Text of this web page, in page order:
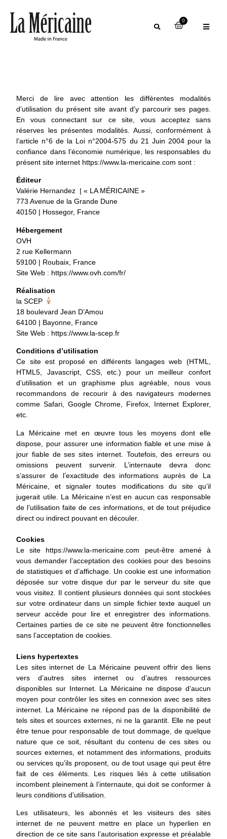
0
Merci de lire avec attention les différentes modalités
d’utilisation du présent site avant d’y parcourir ses pages.
En vous connectant sur ce site, vous acceptez sans
réserves les présentes modalités. Aussi, conformément à
l’article n°6 de la Loi n°2004-575 du 21 Juin 2004 pour la
confiance dans l’économie numérique, les responsables du
présent site internet https://www.la-mericaine.com sont :
Éditeur
Valérie Hernandez | « LA MÉRICAINE »
773 Avenue de la Grande Dune
40150 | Hossegor, France
Hébergement
OVH
2 rue Kellermann
59100 | Roubaix, France
Site Web : https://www.ovh.com/fr/
Réalisation
la SCEP
18 boulevard Jean D’Amou
64100 | Bayonne, France
Site Web : https://www.la-scep.fr
Conditions d’utilisation
Ce site est proposé en différents langages web (HTML,
HTML5, Javascript, CSS, etc.) pour un meilleur confort
d’utilisation et un graphisme plus agréable, nous vous
recommandons de recourir à des navigateurs modernes
comme Safari, Google Chrome, Firefox, Internet Explorer,
etc.
La Méricaine met en œuvre tous les moyens dont elle
dispose, pour assurer une information fiable et une mise à
jour fiable de ses sites internet. Toutefois, des erreurs ou
omissions peuvent survenir. L’internaute devra donc
s’assurer de l’exactitude des informations auprès de La
Méricaine, et signaler toutes modifications du site qu’il
jugerait utile. La Méricaine n’est en aucun cas responsable
de l’utilisation faite de ces informations, et de tout préjudice
direct ou indirect pouvant en découler.
Cookies
Le site https://www.la-mericaine.com peut-être amené à
vous demander l’acceptation des cookies pour des besoins
de statistiques et d’affichage. Un cookie est une information
déposée sur votre disque dur par le serveur du site que
vous visitez. Il contient plusieurs données qui sont stockées
sur votre ordinateur dans un simple fichier texte auquel un
serveur accède pour lire et enregistrer des informations.
Certaines parties de ce site ne peuvent être fonctionnelles
sans l’acceptation de cookies.
Liens hypertextes
Les sites internet de La Méricaine peuvent offrir des liens
vers d’autres sites internet ou d’autres ressources
disponibles sur Internet. La Méricaine ne dispose d’aucun
moyen pour contrôler les sites en connexion avec ses sites
internet. La Méricaine ne répond pas de la disponibilité de
tels sites et sources externes, ni ne la garantit. Elle ne peut
être tenue pour responsable de tout dommage, de quelque
nature que ce soit, résultant du contenu de ces sites ou
sources externes, et notamment des informations, produits
ou services qu’ils proposent, ou de tout usage qui peut être
fait de ces éléments. Les risques liés à cette utilisation
incombent pleinement à l’internaute, qui doit se conformer à
leurs conditions d’utilisation.
Les utilisateurs, les abonnés et les visiteurs des sites
internet de ne peuvent mettre en place un hyperlien en
direction de ce site sans l’autorisation expresse et préalable